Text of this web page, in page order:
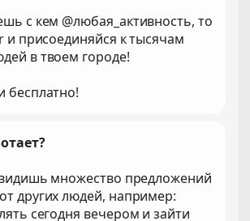
с кем @любая_активность, то
и присоединяйся к тысячам
в твоем городе!
бесплатно!
множество предложений
других людей, например:
сегодня вечером и зайти